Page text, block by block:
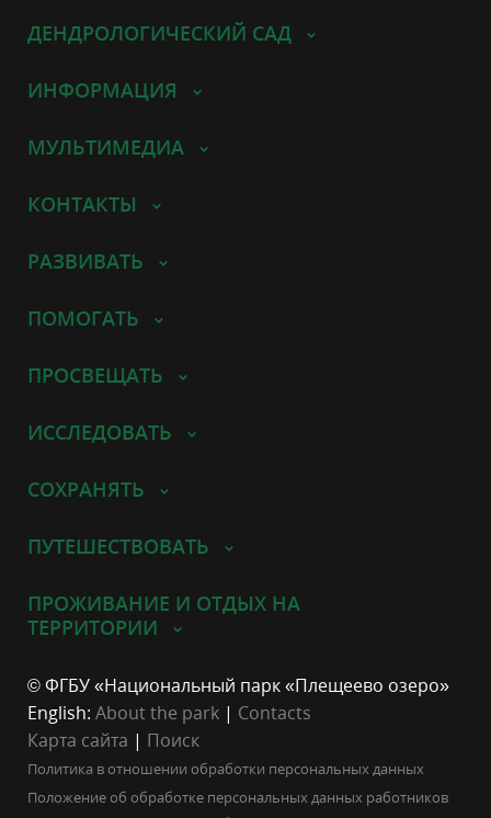
ДЕНДРОЛОГИЧЕСКИЙ САД
ИНФОРМАЦИЯ
МУЛЬТИМЕДИА
КОНТАКТЫ
РАЗВИВАТЬ
ПОМОГАТЬ
ПРОСВЕЩАТЬ
ИССЛЕДОВАТЬ
СОХРАНЯТЬ
ПУТЕШЕСТВОВАТЬ
ПРОЖИВАНИЕ И ОТДЫХ НА
ТЕРРИТОРИИ
© ФГБУ «Национальный парк «Плещеево озеро»
English: About the park | Contacts
Карта сайта | Поиск
Политика в отношении обработки персональных данных
Положение об обработке персональных данных работников